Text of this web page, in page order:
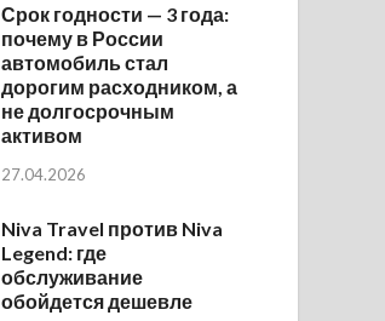
Срок годности — 3 года:
почему в России
автомобиль стал
дорогим расходником, а
не долгосрочным
активом
27.04.2026
Niva Travel против Niva
Legend: где
обслуживание
обойдется дешевле